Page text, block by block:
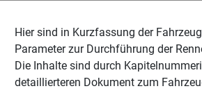
Hier sind in Kurzfassung der
Parameter zur Durchführung der
Die Inhalte sind durch
detaillierteren Dokument zum